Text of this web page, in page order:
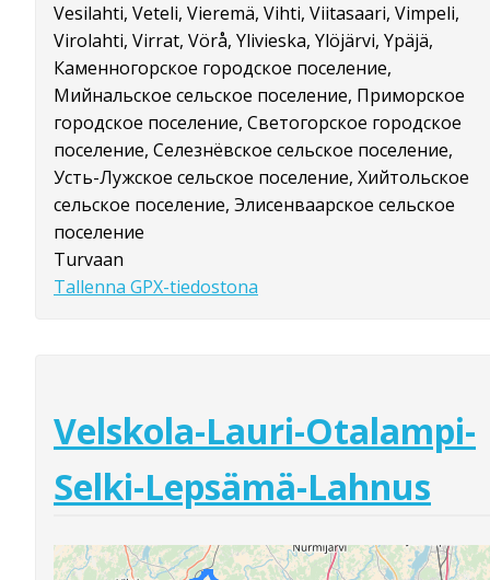
Vesilahti, Veteli, Vieremä, Vihti, Viitasaari, Vimpeli,
Virolahti, Virrat, Vörå, Ylivieska, Ylöjärvi, Ypäjä,
Каменногорское городское поселение,
Мийнальское сельское поселение, Приморское
городское поселение, Светогорское городское
поселение, Селезнёвское сельское поселение,
Усть-Лужское сельское поселение, Хийтольское
сельское поселение, Элисенваарское сельское
поселение
Turvaan
Tallenna GPX-tiedostona
Velskola-Lauri-Otalampi-
Selki-Lepsämä-Lahnus